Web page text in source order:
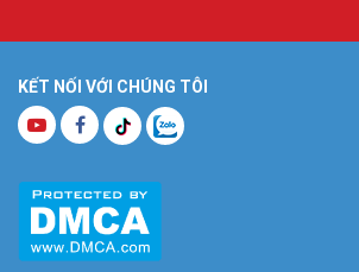
KẾT NỐI VỚI CHÚNG TÔI